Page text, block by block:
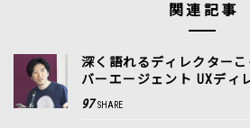
関連記事
深く語れるディレクター
バーエージェント UXディ
97 SHARE